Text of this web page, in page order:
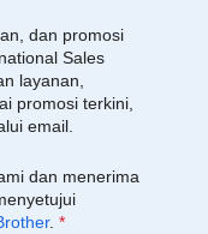
dan promosi
Sales
layanan,
promosi terkini,
email.
dan menerima
. *